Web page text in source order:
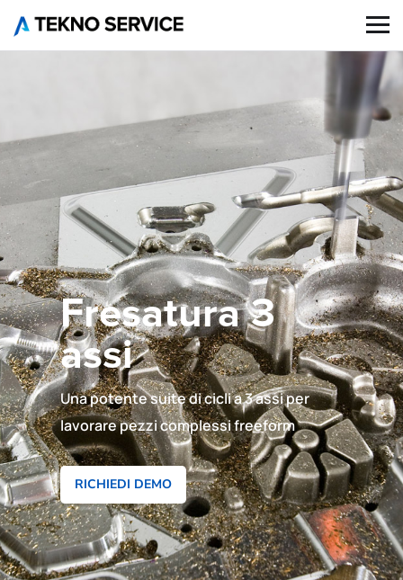
Fresatura 3
assi
Una potente suite di cicli a 3 assi per
lavorare pezzi complessi freeform
RICHIEDI DEMO